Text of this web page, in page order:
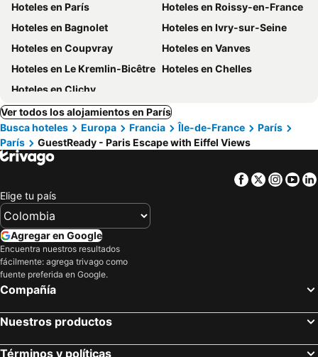
Hoteles en París
Hoteles en Roissy-en-France
Hoteles en Bagnolet
Hoteles en Ivry-sur-Seine
Hoteles en Coupvray
Hoteles en Vanves
Hoteles en Le Kremlin-Bicêtre Hoteles en Chelles
Hoteles en Clichy
Ver todos los alojamientos en París
Busca hoteles
Europa Francia Île-de-France
París
París
GuestReady - Paris Escape with Eiffel Views
Facebook
Twitter
Elige tu país
Agregar en Google
Encuentra nuestros resultados
fácilmente: agrega trivago como
fuente preferida en Google.
Compañía
Nuestros productos
Términos y políticas